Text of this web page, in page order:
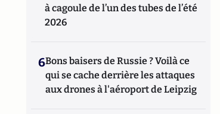
à cagoule de l’un des tubes de l’été
2026
6Bons baisers de Russie ? Voilà ce
qui se cache derrière les attaques
aux drones à l'aéroport de Leipzig